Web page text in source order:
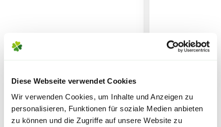
Diese Webseite verwendet Cookies
Wir verwenden Cookies, um Inhalte und Anzeigen zu
personalisieren, Funktionen für soziale Medien anbieten
zu können und die Zugriffe auf unsere Website zu
29,95€
Aussaaterde, torffrei